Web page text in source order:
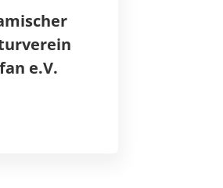
e.V.